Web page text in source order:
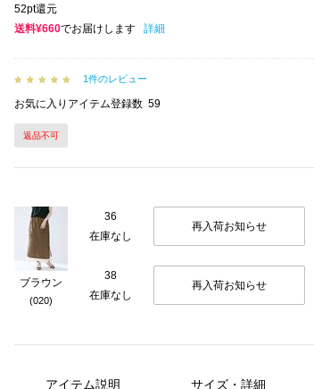
Next
52pt還元
送料¥660でお届けします 詳細
1件のレビュー
お気に入りアイテム登録数 59
返品不可
ブラウン
(020)
36
在庫なし
再入荷お知らせ
38
在庫なし
再入荷お知らせ
アイテム説明 サイズ・詳細